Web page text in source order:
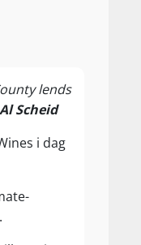
lends
Scheid
i dag